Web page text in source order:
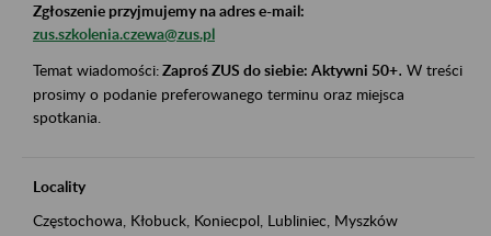
Zgłoszenie przyjmujemy na adres e-mail:
zus.szkolenia.czewa@zus.pl
Temat wiadomości:Zaproś ZUS do siebie: Aktywni 50+. W treści
prosimy o podanie preferowanego terminu oraz miejsca
spotkania.
Locality
Częstochowa, Kłobuck, Koniecpol, Lubliniec, Myszków